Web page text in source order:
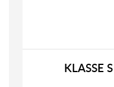
KLASSE